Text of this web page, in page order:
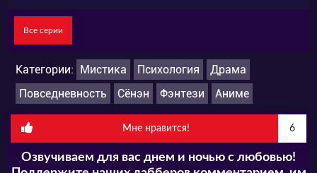
Все серии
Категории: Мистика Психология
Драма
Повседневность
Сёнэн Фэнтези Аниме
Мне нравится! 6
Озвучиваем для вас днем и ночью с любовью!